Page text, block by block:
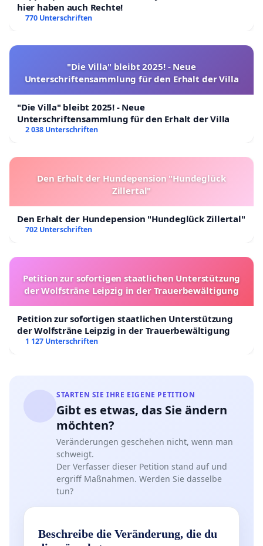
hier haben auch Rechte!
770 Unterschriften
"Die Villa" bleibt 2025! - Neue
Unterschriftensammlung für den Erhalt der Villa
"Die Villa" bleibt 2025! - Neue
Unterschriftensammlung für den Erhalt der Villa
2 038 Unterschriften
Den Erhalt der Hundepension "Hundeglück
Zillertal"
Den Erhalt der Hundepension "Hundeglück Zillertal"
702 Unterschriften
Petition zur sofortigen staatlichen Unterstützung
der Wolfsträne Leipzig in der Trauerbewältigung
Petition zur sofortigen staatlichen Unterstützung
der Wolfsträne Leipzig in der Trauerbewältigung
1 127 Unterschriften
STARTEN SIE IHRE EIGENE PETITION
Gibt es etwas, das Sie ändern
möchten?
Veränderungen geschehen nicht, wenn man
schweigt.
Der Verfasser dieser Petition stand auf und
ergriff Maßnahmen. Werden Sie dasselbe
tun?
Beschreibe die Veränderung, die du